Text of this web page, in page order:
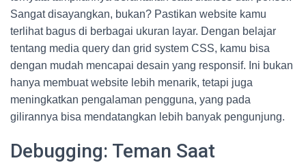
Sangat disayangkan, bukan? Pastikan website kamu
terlihat bagus di berbagai ukuran layar. Dengan belajar
tentang media query dan grid system CSS, kamu bisa
dengan mudah mencapai desain yang responsif. Ini bukan
hanya membuat website lebih menarik, tetapi juga
meningkatkan pengalaman pengguna, yang pada
gilirannya bisa mendatangkan lebih banyak pengunjung.
Debugging: Teman Saat